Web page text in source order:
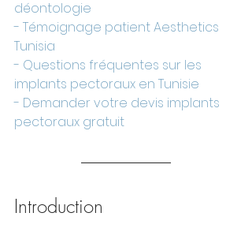
déontologie
- Témoignage patient Aesthetics
Tunisia
- Questions fréquentes sur les
implants pectoraux en Tunisie
- Demander votre devis implants
pectoraux gratuit
Introduction